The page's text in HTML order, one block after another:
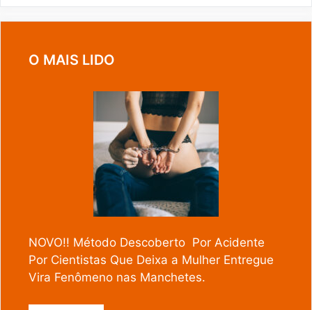
O MAIS LIDO
NOVO!! Método Descoberto Por Acidente
Por Cientistas Que Deixa a Mulher Entregue
Vira Fenômeno nas Manchetes.